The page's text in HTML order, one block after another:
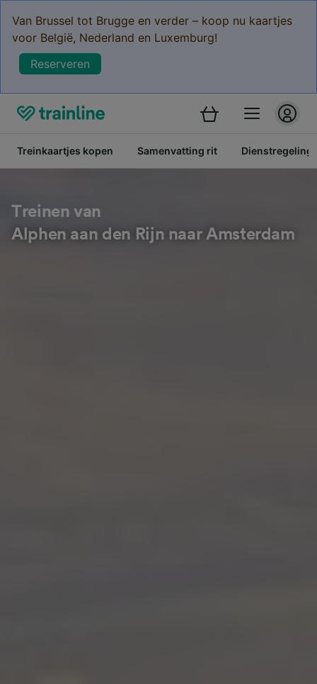
Van Brussel tot Brugge en verder – koop nu kaartjes
voor België, Nederland en Luxemburg!
Reserveren
Treinkaartjes kopen Samenvatting rit Dienstregeling
Treinen van
Alphen aan den Rijn naar Amsterdam